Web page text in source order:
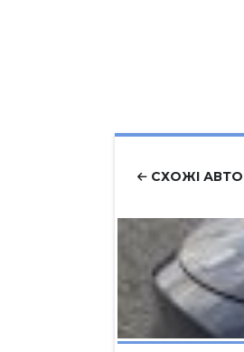
СХОЖІ АВТО